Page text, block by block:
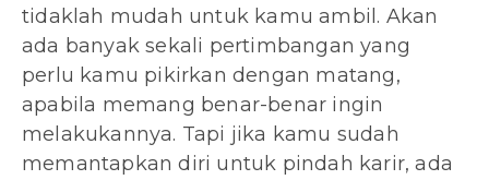
tidaklah mudah untuk kamu ambil. Akan
ada banyak sekali pertimbangan yang
perlu kamu pikirkan dengan matang,
apabila memang benar-benar ingin
melakukannya. Tapi jika kamu sudah
memantapkan diri untuk pindah karir, ada